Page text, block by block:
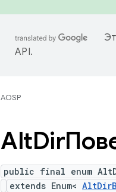
API.
AOSP
Alt
public final enum
extends Enum<